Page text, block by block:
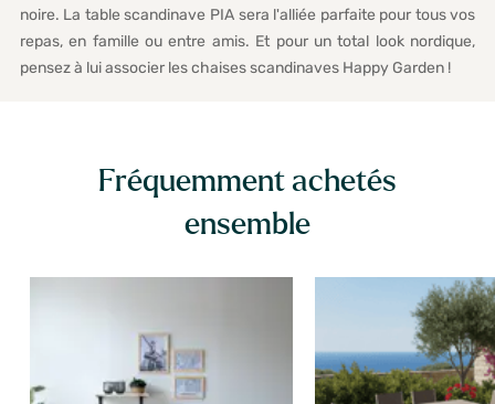
noire. La table scandinave PIA sera l'alliée parfaite pour tous vos
repas, en famille ou entre amis. Et pour un total look nordique,
pensez à lui associer les chaises scandinaves Happy Garden !
Fréquemment achetés
ensemble